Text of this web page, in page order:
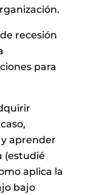
recesión
para
aprender
(estudié
aplica la
bajo